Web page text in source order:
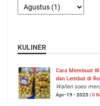
KULINER
Cara Membuat
dan Lembut di
Wallen soes
Apr-19 - 2025 | 0